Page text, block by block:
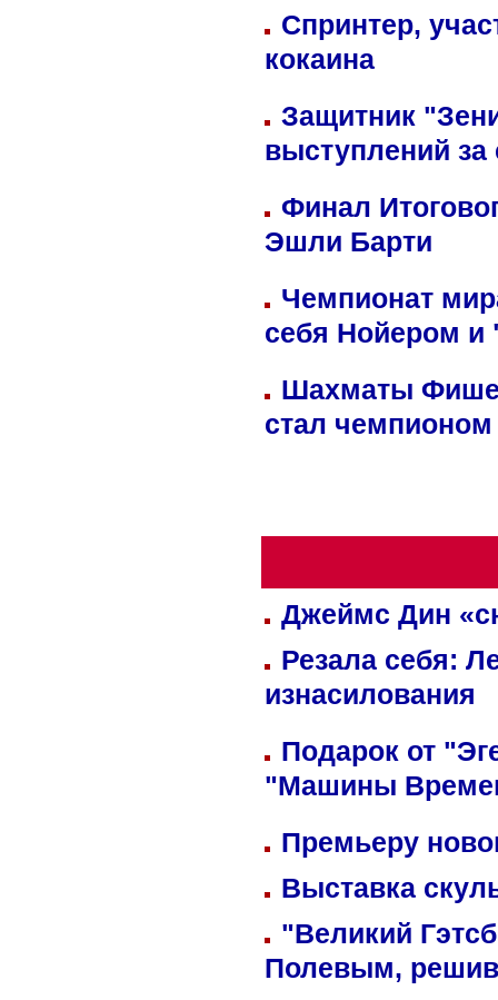
Спринтер,
кокаина
Защитник
выступлений
Финал
Эшли Барти
Чемпионат
себя Нойером и
Шахматы
стал
Джеймс Дин
Резала себя:
изнасилования
Подарок от
"Машины
Премьеру
Выставка
"Великий
Полевым,